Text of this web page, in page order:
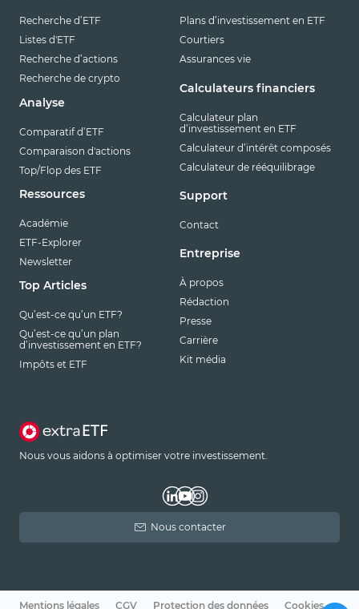
Recherche d’ETF
Listes d'ETF
Recherche d’actions
Recherche de crypto
Analyse
Comparatif d’ETF
Comparaison d'actions
Top/Flop des ETF
Ressources
Académie
ETF-Explorer
Newsletter
Top Articles
Qu’est-ce qu’un ETF?
Qu’est-ce qu’un plan
d’investissement en ETF?
Impôts et ETF
Plans d’investissement en ETF
Courtiers
Assurances vie
Calculateurs financiers
Calculateur plan
d’investissement en ETF
Calculateur d’intérêt composés
Calculateur de rééquilibrage
Support
Contact
Entreprise
À propos
Rédaction
Presse
Carrière
Kit média
Nous vous aidons à optimiser votre investissement.
Nous contacter
Mentions légales CGV Protection des données Cookies